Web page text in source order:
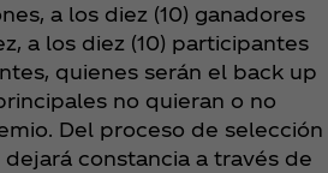
a los diez (10) ganadores
a los diez (10) participantes
quienes serán el back up
no quieran o no
Del proceso de selección
constancia a través de